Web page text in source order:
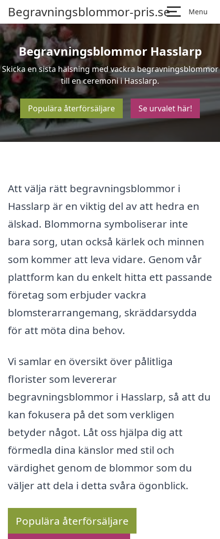
Begravningsblommor-pris.se Menu
Begravningsblommor Hasslarp
Skicka en sista hälsning med vackra begravningsblommor
till en ceremoni i Hasslarp.
Populära återförsäljare Se urvalet här!
Att välja rätt begravningsblommor i
Hasslarp är en viktig del av att hedra en
älskad. Blommorna symboliserar inte
bara sorg, utan också kärlek och minnen
som kommer att leva vidare. Genom vår
plattform kan du enkelt hitta ett passande
företag som erbjuder vackra
blomsterarrangemang, skräddarsydda
för att möta dina behov.
Vi samlar en översikt över pålitliga
florister som levererar
begravningsblommor i Hasslarp, så att du
kan fokusera på det som verkligen
betyder något. Låt oss hjälpa dig att
förmedla dina känslor med stil och
värdighet genom de blommor som du
väljer att dela i detta svåra ögonblick.
Populära återförsäljare